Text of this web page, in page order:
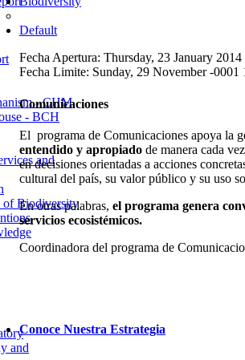
- CHM
- BCH
and
of Biodiversity
and
Default
Fecha Apertura: Thursday, 23 January 2014
Fecha Limite: Sunday, 29 November -0001
Comunicaciones
El programa de Comunicaciones apoya la
entendido y apropiado de manera cada
en decisiones orientadas a acciones
cultural del país, su valor público y su uso
En otras palabras, el programa genera
servicios ecosistémicos.
Coordinadora del programa de
Conoce Nuestra Estrategia